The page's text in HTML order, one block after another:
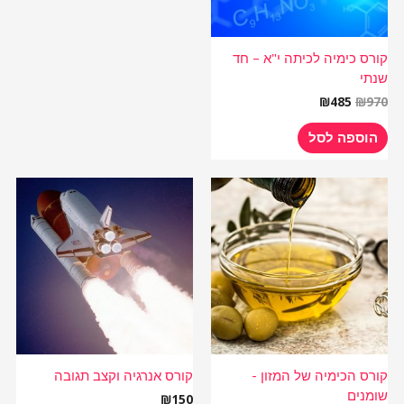
קורס כימיה לכיתה י"א – חד
שנתי
₪970
₪485
הוספה לסל
קורס הכימיה של המזון -
שומנים
קורס אנרגיה וקצב תגובה
₪150